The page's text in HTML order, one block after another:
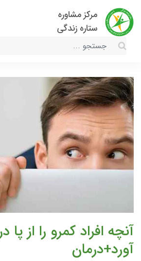
مرکز مشاوره
ستاره زندگی
آنچه افراد کمرو را از پا
آورد+درمان